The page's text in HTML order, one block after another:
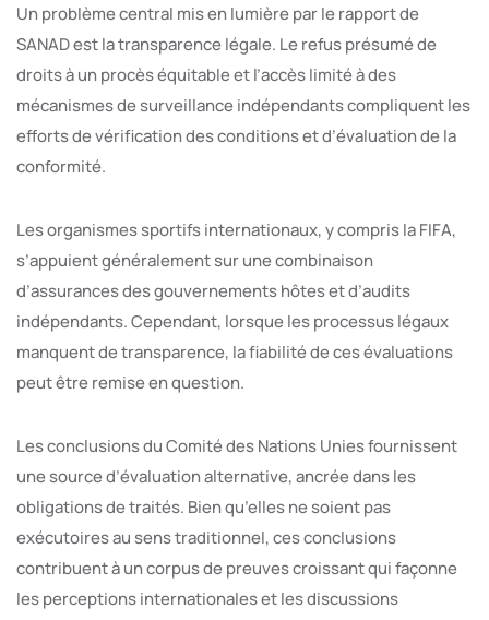
Un problème central mis en lumière par le rapport de
SANAD est la transparence légale. Le refus présumé de
droits à un procès équitable et l’accès limité à des
mécanismes de surveillance indépendants compliquent les
efforts de vérification des conditions et d’évaluation de la
conformité.
Les organismes sportifs internationaux, y compris la FIFA,
s’appuient généralement sur une combinaison
d’assurances des gouvernements hôtes et d’audits
indépendants. Cependant, lorsque les processus légaux
manquent de transparence, la fiabilité de ces évaluations
peut être remise en question.
Les conclusions du Comité des Nations Unies fournissent
une source d’évaluation alternative, ancrée dans les
obligations de traités. Bien qu’elles ne soient pas
exécutoires au sens traditionnel, ces conclusions
contribuent à un corpus de preuves croissant qui façonne
les perceptions internationales et les discussions